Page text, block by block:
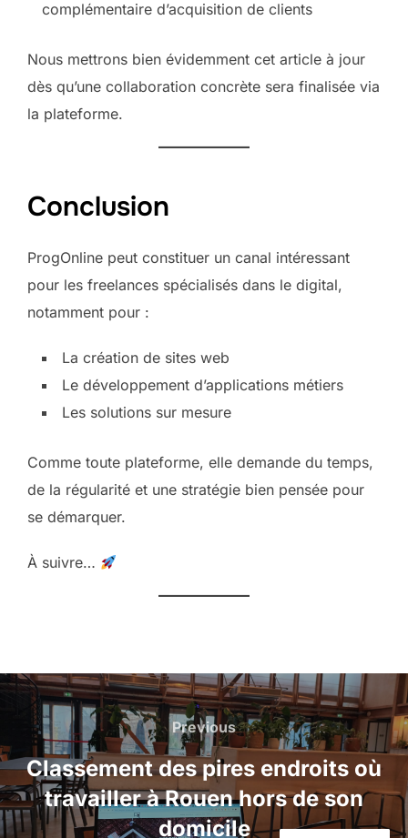
complémentaire d’acquisition de clients
Nous mettrons bien évidemment cet article à jour
dès qu’une collaboration concrète sera finalisée via
la plateforme.
Conclusion
ProgOnline peut constituer un canal intéressant
pour les freelances spécialisés dans le digital,
notamment pour :
La création de sites web
Le développement d’applications métiers
Les solutions sur mesure
Comme toute plateforme, elle demande du temps,
de la régularité et une stratégie bien pensée pour
se démarquer.
À suivre…
Navigation
l’article
Previous
Previous
Classement des pires endroits où
travailler à Rouen hors de son
domicile